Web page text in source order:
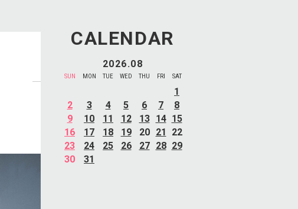
CALENDAR
2026.08
SUN MON TUE WED THU FRI SAT
1
2
3 4 5 6 7
8
9
10 11 12 13 14 15
16
17 18 19 20 21
22
23
24 25 26 27 28 29
30
31